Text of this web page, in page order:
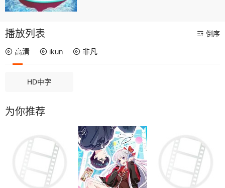
播放列表 倒序
高清 ikun 非凡
HD中字
为你推荐